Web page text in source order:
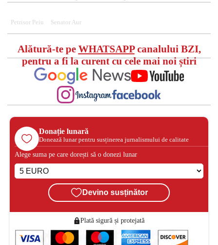
Petrisor Peiu Senator Aur
Alătură-te pe WHATSAPPcanalului BZI,
pentru a fi la curent cu cele mai noi știri
Donație lunară
Donează lunar pentru susținerea jurnalismului de calitate
Alege suma pe care dorești să o donezi lunar
Devino susținător
Plată sigură și protejată